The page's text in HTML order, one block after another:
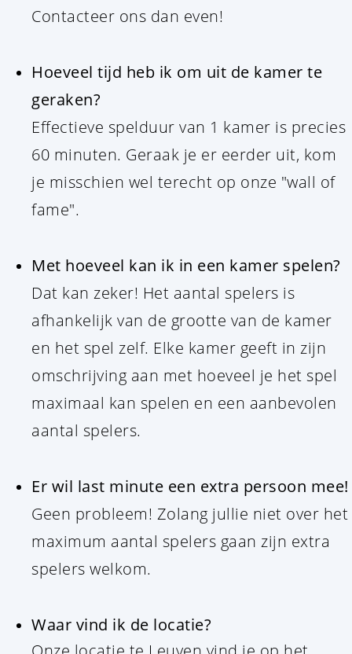
Contacteer ons dan even!
Hoeveel tijd heb ik om uit de kamer te
geraken?
Effectieve spelduur van 1 kamer is precies
60 minuten. Geraak je er eerder uit, kom
je misschien wel terecht op onze "wall of
fame".
Met hoeveel kan ik in een kamer spelen?
Dat kan zeker! Het aantal spelers is
afhankelijk van de grootte van de kamer
en het spel zelf. Elke kamer geeft in zijn
omschrijving aan met hoeveel je het spel
maximaal kan spelen en een aanbevolen
aantal spelers.
Er wil last minute een extra persoon mee!
Geen probleem! Zolang jullie niet over het
maximum aantal spelers gaan zijn extra
spelers welkom.
Waar vind ik de locatie?